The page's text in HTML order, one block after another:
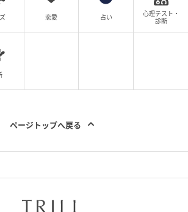
。しかし夫に相談しても、「男の子
ない？中学生になったらガラッと変
れず、「本当に？」と夫の言葉を素
。
恋愛 占い
心理テスト・
診断
ページトップへ戻る